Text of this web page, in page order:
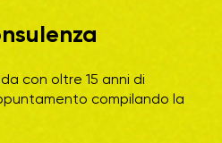
con oltre 15 anni di
compilando la